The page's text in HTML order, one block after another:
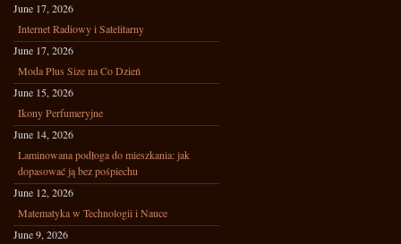
June 17, 2026
Internet Radiowy i Satelitarny
June 17, 2026
Moda Plus Size na Co Dzień
June 15, 2026
Ikony Perfumeryjne
June 14, 2026
Laminowana podłoga do mieszkania: jak
dopasować ją bez pośpiechu
June 12, 2026
Matematyka w Technologii i Nauce
June 9, 2026